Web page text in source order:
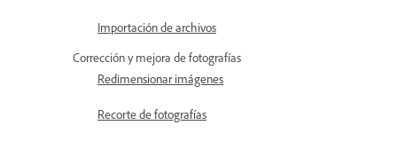
Importación de archivos
Corrección y mejora de fotografías
Redimensionar imágenes
Recorte de fotografías